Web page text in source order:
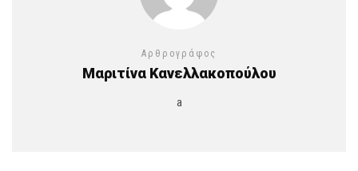
Αρθρογράφος
Μαριτίνα Κανελλακοπούλου
a